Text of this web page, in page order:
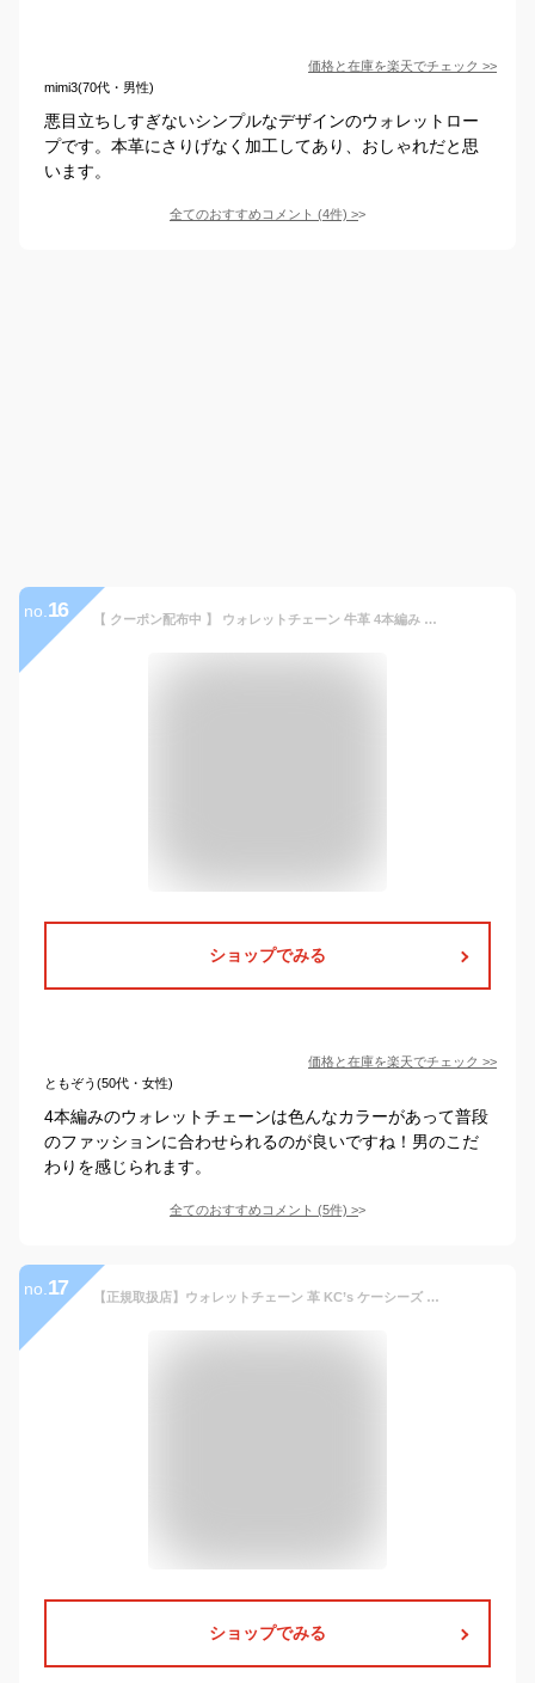
価格と在庫を楽天でチェック >>
mimi3(70代・男性)
悪目立ちしすぎないシンプルなデザインのウォレットロー
プです。本革にさりげなく加工してあり、おしゃれだと思
います。
全てのおすすめコメント (4件) >
no. 16 【 クーポン配布中 】 ウォレットチェーン 牛革 4本編み 45cm ポスト投函 送料無料 / 本革 レザー4本編み ウォレットループ 革 ウォレットロープ ウォレットコード ウォレット ジュエリー・アクセサリー メンズジュエリー・アクセサリー ウォレットチェーン 革 ポイント消化
ショップでみる
価格と在庫を楽天でチェック >>
ともぞう(50代・女性)
4本編みのウォレットチェーンは色んなカラーがあって普段
のファッションに合わせられるのが良いですね！男のこだ
わりを感じられます。
全てのおすすめコメント (5件) >
no. 17 【正規取扱店】ウォレットチェーン 革 KC’s ケーシーズ ケイシイズ 長財布 財布 ウォレット に 本革 レザー ウォレットレーン WALLETREIN 牛革 丸レース ハンドメイド レザーチェーン ウォレットロープ 〔メール便可〕【売れ筋】 05P03Sep16
ショップでみる